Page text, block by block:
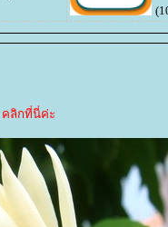
คลิกที่นี่ค่ะ